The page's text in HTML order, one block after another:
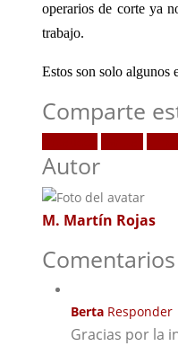
operarios de corte ya
trabajo.
Estos son solo algunos
Comparte
Autor
M. Martín Rojas
Berta Responder
Gracias por la